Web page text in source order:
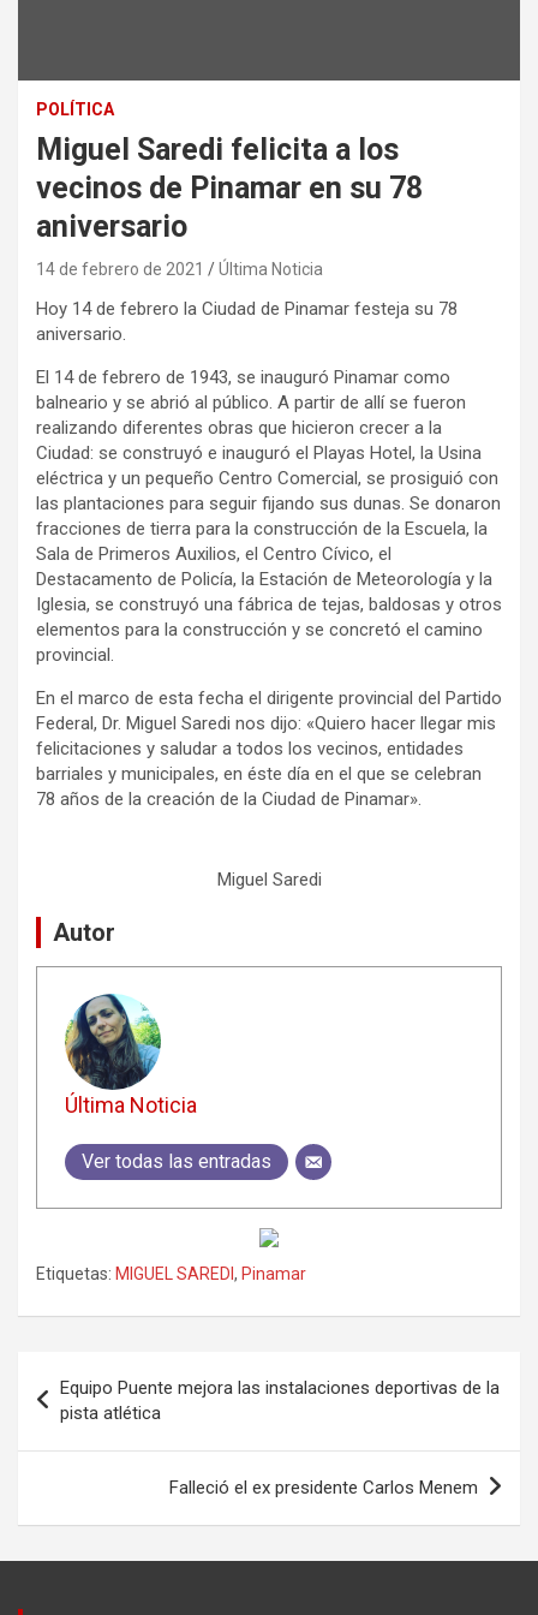
POLÍTICA
Miguel Saredi felicita a los
vecinos de Pinamar en su 78
aniversario
14 de febrero de 2021 Última Noticia
Hoy 14 de febrero la Ciudad de Pinamar festeja su 78
aniversario.
El 14 de febrero de 1943, se inauguró Pinamar como
balneario y se abrió al público. A partir de allí se fueron
realizando diferentes obras que hicieron crecer a la
Ciudad: se construyó e inauguró el Playas Hotel, la Usina
eléctrica y un pequeño Centro Comercial, se prosiguió con
las plantaciones para seguir fijando sus dunas. Se donaron
fracciones de tierra para la construcción de la Escuela, la
Sala de Primeros Auxilios, el Centro Cívico, el
Destacamento de Policía, la Estación de Meteorología y la
Iglesia, se construyó una fábrica de tejas, baldosas y otros
elementos para la construcción y se concretó el camino
provincial.
En el marco de esta fecha el dirigente provincial del Partido
Federal, Dr. Miguel Saredi nos dijo: «Quiero hacer llegar mis
felicitaciones y saludar a todos los vecinos, entidades
barriales y municipales, en éste día en el que se celebran
78 años de la creación de la Ciudad de Pinamar».
Miguel Saredi
Autor
Última Noticia
Ver todas las entradas
Etiquetas: MIGUEL SAREDI , Pinamar
de
entradas
Equipo Puente mejora las instalaciones deportivas de la
pista atlética
Falleció el ex presidente Carlos Menem